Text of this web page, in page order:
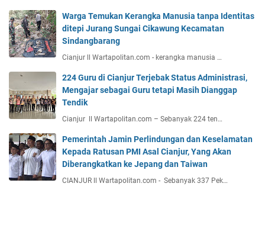
Warga Temukan Kerangka Manusia tanpa Identitas
ditepi Jurang Sungai Cikawung Kecamatan
Sindangbarang
Cianjur ll Wartapolitan.com - kerangka manusia …
224 Guru di Cianjur Terjebak Status Administrasi,
Mengajar sebagai Guru tetapi Masih Dianggap
Tendik
Cianjur ll Wartapolitan.com – Sebanyak 224 ten…
Pemerintah Jamin Perlindungan dan Keselamatan
Kepada Ratusan PMI Asal Cianjur, Yang Akan
Diberangkatkan ke Jepang dan Taiwan
CIANJUR ll Wartapolitan.com - Sebanyak 337 Pek…